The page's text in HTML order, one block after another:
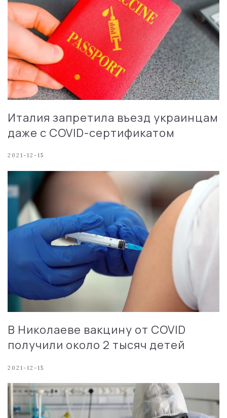
Италия запретила въезд украинцам
даже с COVID-сертификатом
2021-12-15
В Николаеве вакцину от COVID
получили около 2 тысяч детей
2021-12-15